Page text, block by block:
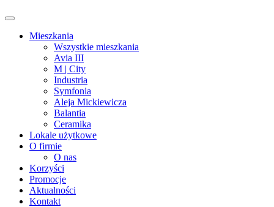
Mieszkania
Wszystkie mieszkania
Avia III
M | City
Industria
Symfonia
Aleja Mickiewicza
Balantia
Ceramika
Lokale użytkowe
O firmie
O nas
Korzyści
Promocje
Aktualności
Kontakt